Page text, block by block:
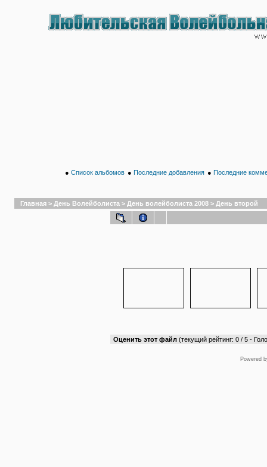
● Список альбомов ● Последние добавления ● Последние
Главная > День Волейболиста > День волейболиста 2008 > День второй
Оценить этот файл (текущий рейтинг: 0 / 5 -
Powered